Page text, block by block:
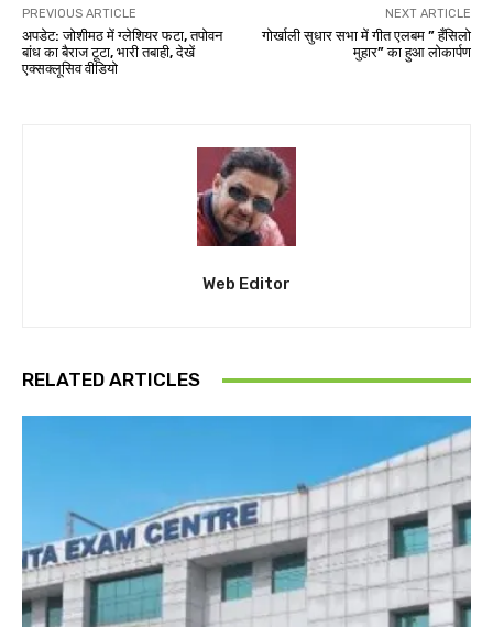
PREVIOUS ARTICLE
अपडेट: जोशीमठ में ग्लेशियर फटा, तपोवन
बांध का बैराज टूटा, भारी तबाही, देखें
एक्सक्लूसिव वीडियो
NEXT ARTICLE
गोर्खाली सुधार सभा में गीत एलबम ” हँसिलो
मुहार” का हुआ लोकार्पण
Web Editor
RELATED ARTICLES